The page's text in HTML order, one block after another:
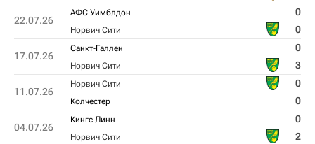
22.07.26
АФС Уимблдон 0
Норвич Сити 0
17.07.26
Санкт-Галлен 0
Норвич Сити 3
11.07.26
Норвич Сити 0
Колчестер 0
04.07.26
Кингс Линн 0
Норвич Сити 2